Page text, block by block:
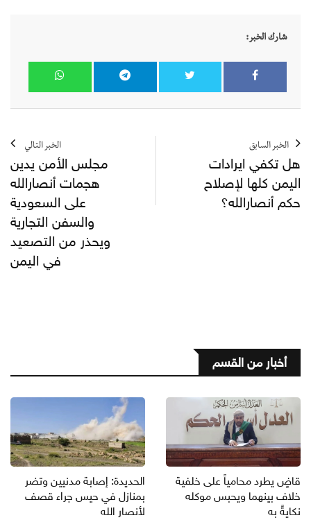
شارك الخبر:
الخبر السابق
هل تكفي ايرادات
اليمن كلها لإصلاح
حكم أنصارالله؟
الخبر التالي
مجلس الأمن يدين
هجمات أنصارالله
على السعودية
والسفن التجارية
ويحذر من التصعيد
في اليمن
أخبار من القسم
قاضٍ يطرد محامياً على خلفية
خلاف بينهما ويحبس موكله
نكايةً به
الحديدة: إصابة مدنيين وتضر
بمنازل في حيس جراء قصف
لأنصار الله